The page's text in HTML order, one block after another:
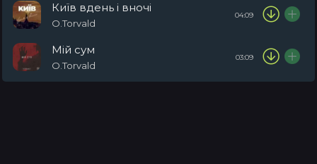
Київ вдень і вночі
O.Torvald
04:09
Мій сум
O.Torvald
03:09